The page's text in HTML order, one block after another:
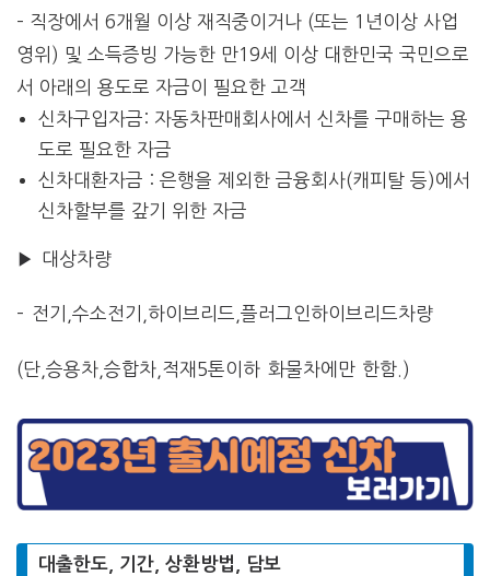
– 직장에서 6개월 이상 재직중이거나 (또는 1년이상 사업
영위) 및 소득증빙 가능한 만19세 이상 대한민국 국민으로
서 아래의 용도로 자금이 필요한 고객
신차구입자금: 자동차판매회사에서 신차를 구매하는 용
도로 필요한 자금
신차대환자금 : 은행을 제외한 금융회사(캐피탈 등)에서
신차할부를 갚기 위한 자금
▶ 대상차량
– 전기,수소전기,하이브리드,플러그인하이브리드차량
(단,승용차,승합차,적재5톤이하 화물차에만 한함.)
대출한도, 기간, 상환방법, 담보